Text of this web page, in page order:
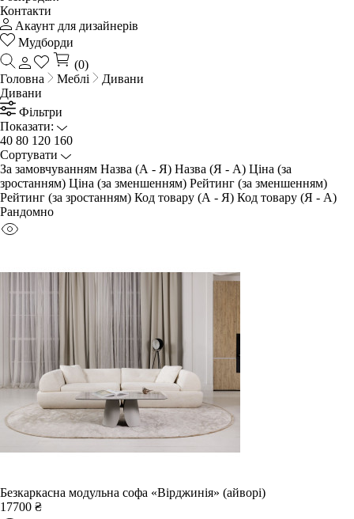
Контакти
Акаунт для дизайнерів
Мудборди
(0)
Головна
Меблі
Дивани
Дивани
Фільтри
Показати:
40 80 120 160
Сортувати
За замовчуванням Назва (А - Я) Назва (Я - А) Ціна (за
зростанням) Ціна (за зменшенням) Рейтинг (за зменшенням)
Рейтинг (за зростанням) Код товару (А - Я) Код товару (Я - А)
Рандомно
Безкаркасна модульна софа «Вірджинія» (айворі)
17700 ₴